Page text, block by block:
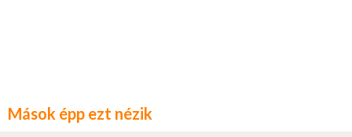
Mások épp ezt nézik